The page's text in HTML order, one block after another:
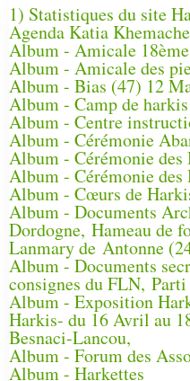
1) Statistiques du site
Agenda Katia Khemache
Album - Amicale
Album - Amicale des
Album - Bias (47) 12
Album - Camp de
Album - Centre
Album - Cérémonie
Album - Cérémonie des
Album - Cérémonie
Album - Cœurs de
Album - Documents
Dordogne, Hameau de
Lanmary de Antonne
Album - Documents
consignes du FLN,
Album - Exposition
Harkis- du 16 Avril au
Besnaci-Lancou,
Album - Forum des
Album - Harkettes